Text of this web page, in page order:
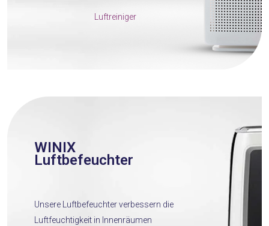
Luftreiniger
WINIX
Luftbefeuchter
Unsere Luftbefeuchter verbessern die
Luftfeuchtigkeit in Innenräumen